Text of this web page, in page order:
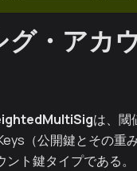
・アカ
は、閾
（公開鍵とその重
ント鍵タイプである。